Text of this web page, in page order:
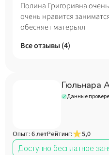
Полина Григоривна очень шорошая и добрая мне
очень нравится
обесняет матерьял
Все отзывы (4)
Гюльнара
Данные
Опыт: 6 летРейтинг:
5,0
Доступно бесплатное